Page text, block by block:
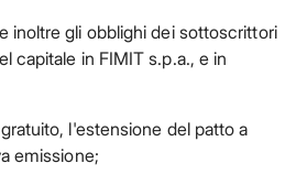
inoltre gli obblighi dei sottoscrittori
capitale in FIMIT s.p.a., e in
l'estensione del patto a
emissione;